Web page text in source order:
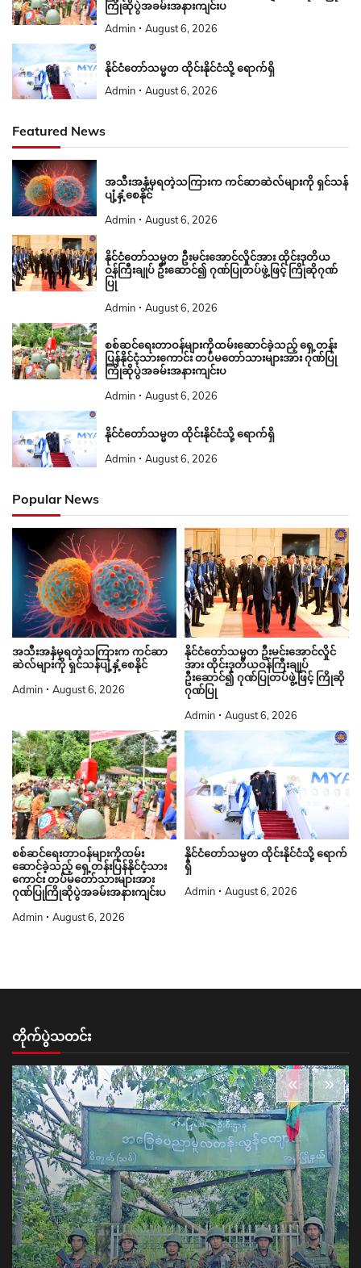
ကြိုဆိုပွဲအခမ်းအနားကျင်းပ
Admin August 6, 2026
နိုင်ငံတော်သမ္မတ ထိုင်းနိုင်ငံသို့ ရောက်ရှိ
Admin August 6, 2026
Featured News
အသီးအနှံမှရတဲ့သကြားက ကင်ဆာဆဲလ်များကို ရှင်သန်
ပျံ့နှံ့စေနိုင်
Admin August 6, 2026
နိုင်ငံတော်သမ္မတ ဦးမင်းအောင်လှိုင်အား ထိုင်းဒုတိယ
ဝန်ကြီးချုပ် ဦးဆောင်၍ ဂုဏ်ပြုတပ်ဖွဲ့ဖြင့် ကြိုဆိုဂုဏ်
ပြု
Admin August 6, 2026
စစ်ဆင်ရေးတာဝန်များကိုထမ်းဆောင်ခဲ့သည့် ရှေ့တန်း
ပြန်နိုင်ငံ့သားကောင်း တပ်မတော်သားများအား ဂုဏ်ပြု
ကြိုဆိုပွဲအခမ်းအနားကျင်းပ
Admin August 6, 2026
နိုင်ငံတော်သမ္မတ ထိုင်းနိုင်ငံသို့ ရောက်ရှိ
Admin August 6, 2026
Popular News
အသီးအနှံမှရတဲ့သကြားက ကင်ဆာ
ဆဲလ်များကို ရှင်သန်ပျံ့နှံ့စေနိုင်
Admin August 6, 2026
နိုင်ငံတော်သမ္မတ ဦးမင်းအောင်လှိုင်
အား ထိုင်းဒုတိယဝန်ကြီးချုပ်
ဦးဆောင်၍ ဂုဏ်ပြုတပ်ဖွဲ့ဖြင့် ကြိုဆို
ဂုဏ်ပြု
Admin August 6, 2026
စစ်ဆင်ရေးတာဝန်များကိုထမ်း
ဆောင်ခဲ့သည့် ရှေ့တန်းပြန်နိုင်ငံ့သား
ကောင်း တပ်မတော်သားများအား
ဂုဏ်ပြုကြိုဆိုပွဲအခမ်းအနားကျင်းပ
Admin August 6, 2026
နိုင်ငံတော်သမ္မတ ထိုင်းနိုင်ငံသို့ ရောက်
ရှိ
Admin August 6, 2026
တိုက်ပွဲသတင်း